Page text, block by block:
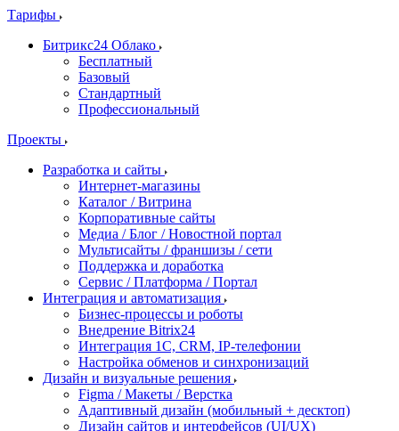
Тарифы
Битрикс24 Облако
Бесплатный
Базовый
Стандартный
Профессиональный
Проекты
Разработка и сайты
Интернет-магазины
Каталог / Витрина
Корпоративные сайты
Медиа / Блог / Новостной портал
Мультисайты / франшизы / сети
Поддержка и доработка
Сервис / Платформа / Портал
Интеграция и автоматизация
Бизнес-процессы и роботы
Внедрение Bitrix24
Интеграция 1С, CRM, IP-телефонии
Настройка обменов и синхронизаций
Дизайн и визуальные решения
Figma / Макеты / Верстка
Адаптивный дизайн (мобильный + десктоп)
Дизайн сайтов и интерфейсов (UI/UX)